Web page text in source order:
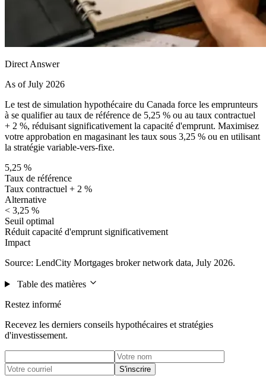
Direct Answer
As of July 2026
Le test de simulation hypothécaire du Canada force les emprunteurs
à se qualifier au taux de référence de 5,25 % ou au taux contractuel
+ 2 %, réduisant significativement la capacité d'emprunt. Maximisez
votre approbation en magasinant les taux sous 3,25 % ou en utilisant
la stratégie variable-vers-fixe.
5,25 %
Taux de référence
Taux contractuel + 2 %
Alternative
< 3,25 %
Seuil optimal
Réduit capacité d'emprunt significativement
Impact
Source: LendCity Mortgages broker network data, July 2026.
Table des matières
Restez informé
Recevez les derniers conseils hypothécaires et stratégies
d'investissement.
S'inscrire